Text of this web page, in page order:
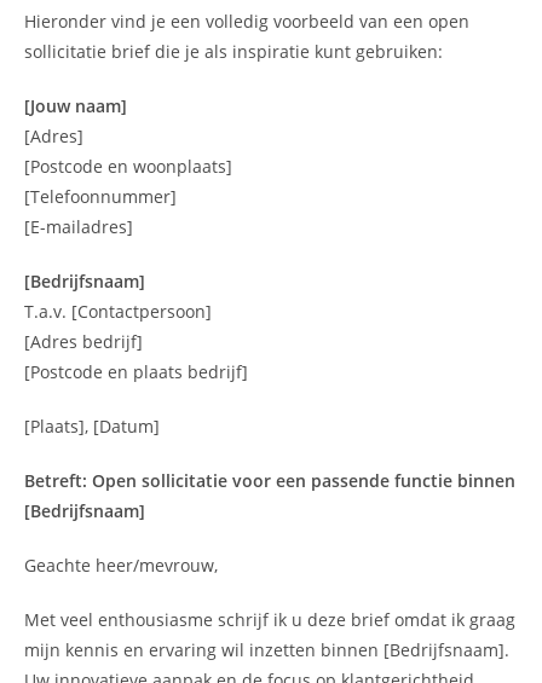
Hieronder vind je een volledig voorbeeld van een open
sollicitatie brief die je als inspiratie kunt gebruiken:
[Jouw naam]
[Adres]
[Postcode en woonplaats]
[Telefoonnummer]
[E-mailadres]
[Bedrijfsnaam]
T.a.v. [Contactpersoon]
[Adres bedrijf]
[Postcode en plaats bedrijf]
[Plaats], [Datum]
Betreft: Open sollicitatie voor een passende functie binnen
[Bedrijfsnaam]
Geachte heer/mevrouw,
Met veel enthousiasme schrijf ik u deze brief omdat ik graag
mijn kennis en ervaring wil inzetten binnen [Bedrijfsnaam].